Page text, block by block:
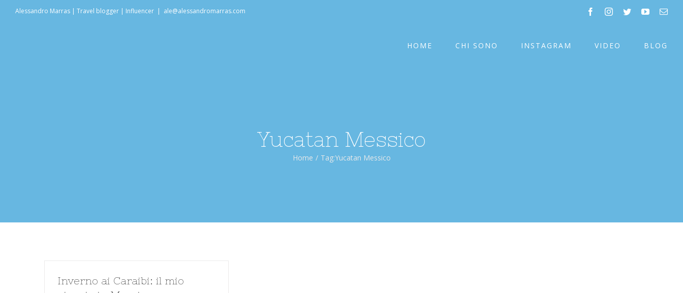
Alessandro Marras | Travel blogger | Influencer | ale@alessandromarras.com facebookinstagram
twitteryoutube
HOME CHI SONO INSTAGRAM VIDEO BLOG
Yucatan Messico
Home / Tag:Yucatan Messico
Inverno ai Caraibi: il mio